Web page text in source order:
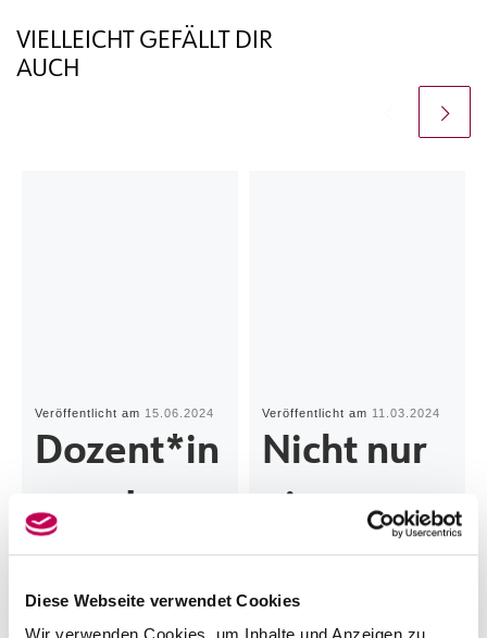
Diese Webseite verwendet Cookies
VIELLEICHT GEFÄLLT DIR
AUCH
Veröffentlicht am 15.06.2024
Dozent*in
nen des
KON
spielen im
Veröffentlicht am 11.03.2024
Nicht nur
Haufen
Steine